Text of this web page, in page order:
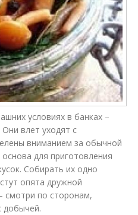
условиях в банках –
Они влет уходят с
вниманием за обычной
для приготовления
Собирать их одно
опята дружной
смотри по сторонам,
добычей.